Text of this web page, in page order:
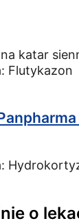
katar
Flutykazon
o